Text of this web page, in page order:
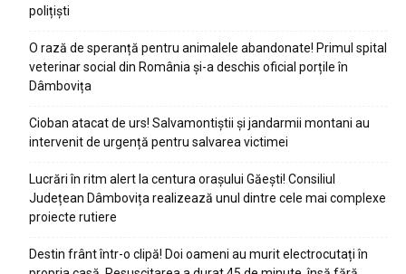
polițiști
O rază de speranță pentru animalele abandonate! Primul spital
veterinar social din România și-a deschis oficial porțile în
Dâmbovița
Cioban atacat de urs! Salvamontiștii și jandarmii montani au
intervenit de urgență pentru salvarea victimei
Lucrări în ritm alert la centura orașului Găești! Consiliul
Județean Dâmbovița realizează unul dintre cele mai complexe
proiecte rutiere
Destin frânt într-o clipă! Doi oameni au murit electrocutați în